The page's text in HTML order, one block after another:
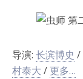
导演: 长滨博史 /
村泰大 / 更多…